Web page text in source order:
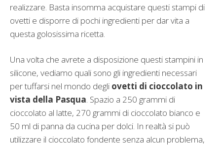
realizzare. Basta insomma acquistare questi stampi di
ovetti e disporre di pochi ingredienti per dar vita a
questa golosissima ricetta.
Una volta che avrete a disposizione questi stampini in
silicone, vediamo quali sono gli ingredienti necessari
per tuffarsi nel mondo degli ovetti di cioccolato in
vista della Pasqua. Spazio a 250 grammi di
cioccolato al latte, 270 grammi di cioccolato bianco e
50 ml di panna da cucina per dolci. In realtà si può
utilizzare il cioccolato fondente senza alcun problema,